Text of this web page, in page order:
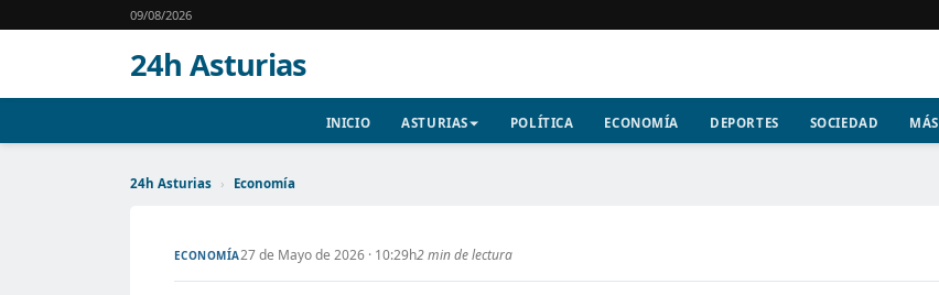
09/08/2026
24h Asturias
INICIO ASTURIAS POLÍTICA ECONOMÍA DEPORTES SOCIEDAD MÁS
24h Asturias › Economía
ECONOMÍA27 de Mayo de 2026 · 10:29h2 min de lectura